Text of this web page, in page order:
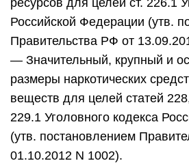
ресурсов для целей ст. 226.1
Российской Федерации (утв.
Правительства РФ от
— Значительный, крупный и
размеры наркотических
веществ для целей статей
229.1 Уголовного кодекса
(утв. постановлением
01.10.2012 N 1002).